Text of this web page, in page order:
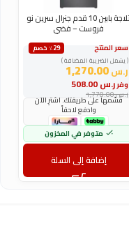
ثلاجة بابين 10 قدم جنرال سرين نو
فروست – فضي
سعر المنتج
٪29 خصم
( يشمل الضريبة المضافة )
ر.س1,270.00
وفرر.س
ر.س1,778.00
قسّمها على طريقتك. اشترِ الآن
وادفع لاحقاً
متوفر في المخزون
إضافة إلى السلة